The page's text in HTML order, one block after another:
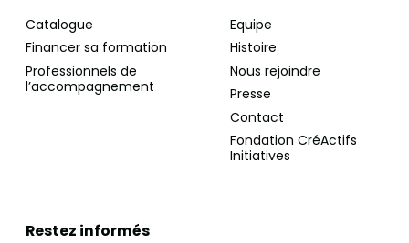
Catalogue
Financer sa formation
Professionnels de
l’accompagnement
Equipe
Histoire
Nous rejoindre
Presse
Contact
Fondation CréActifs
Initiatives
Restez informés